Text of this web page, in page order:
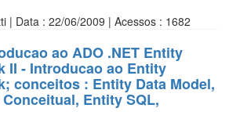
| Data : 22/06/2009 | Acessos : 1682
ao ADO .NET Entity
II - Introducao ao Entity
conceitos : Entity Data Model,
Entity SQL,